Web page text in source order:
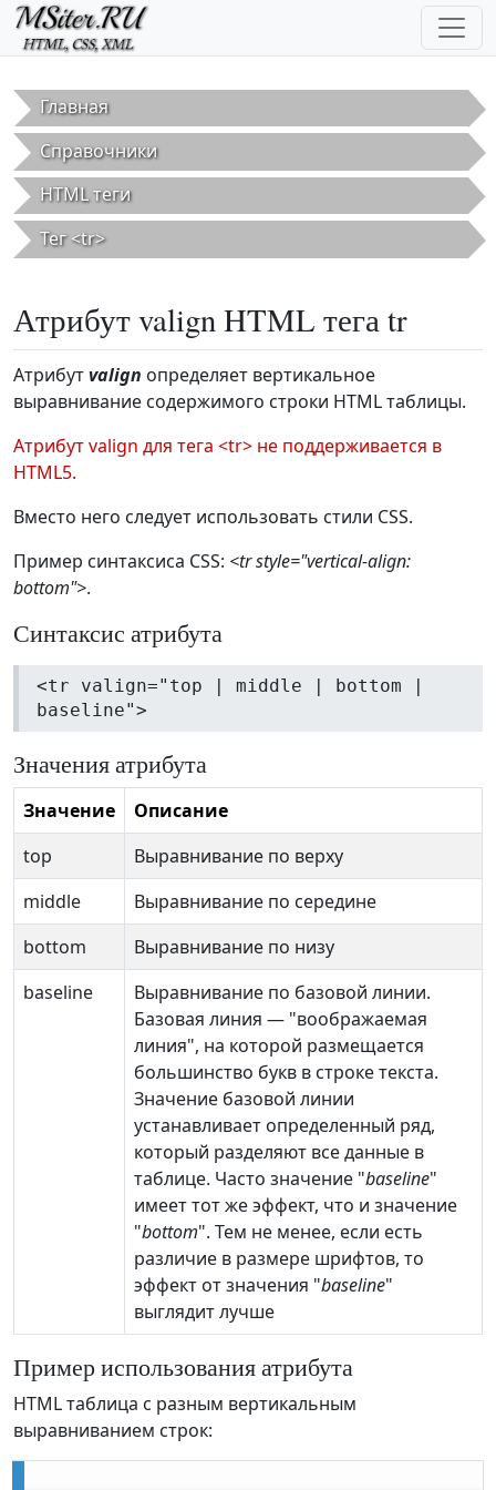
Перейти к основному содержанию
Главная
Справочники
HTML теги
Тег <tr>
Атрибут valign HTML тега tr
Атрибутvalign определяет вертикальное
выравнивание содержимого строки HTML таблицы.
Атрибут valign для тега <tr> не поддерживается в
HTML5.
Вместо него следует использовать стили CSS.
Пример синтаксиса CSS: <tr style="vertical-align:
bottom">.
Синтаксис атрибута
<tr valign="top | middle | bottom |
baseline">
Значения атрибута
Значение
Описание
top
Выравнивание по верху
middle
Выравнивание по середине
bottom
Выравнивание по низу
baseline
Выравнивание по базовой линии.
Базовая линия — "воображаемая
линия", на которой размещается
большинство букв в строке текста.
Значение базовой линии
устанавливает определенный ряд,
который разделяют все данные в
таблице. Часто значение "baseline"
имеет тот же эффект, что и значение
"bottom". Тем не менее, если есть
различие в размере шрифтов, то
эффект от значения "baseline"
выглядит лучше
Пример использования атрибута
HTML таблица с разным вертикальным
выравниванием строк: